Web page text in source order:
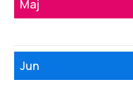
Maj
Jun